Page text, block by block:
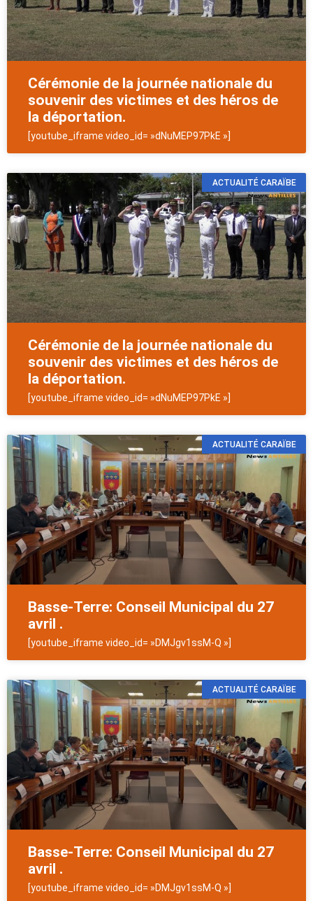
Cérémonie de la journée nationale du
souvenir des victimes et des héros de
la déportation.
[youtube_iframe video_id= »dNuMEP97PkE »]
ACTUALITÉ CARAÏBE
Cérémonie de la journée nationale du
souvenir des victimes et des héros de
la déportation.
[youtube_iframe video_id= »dNuMEP97PkE »]
ACTUALITÉ CARAÏBE
Basse-Terre: Conseil Municipal du 27
avril .
[youtube_iframe video_id= »DMJgv1ssM-Q »]
ACTUALITÉ CARAÏBE
Basse-Terre: Conseil Municipal du 27
avril .
[youtube_iframe video_id= »DMJgv1ssM-Q »]